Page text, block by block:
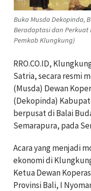
Buka Musda Dekopinda,
Beradaptasi dan Perkuat
Pemkab Klungkung)
RRO.CO.ID,
Satria, secara resmi
(Musda) Dewan
(Dekopinda)
berpusat di Balai
Semarapura, pada
Acara yang menjadi
ekonomi di
Ketua Dewan
Provinsi Bali, I